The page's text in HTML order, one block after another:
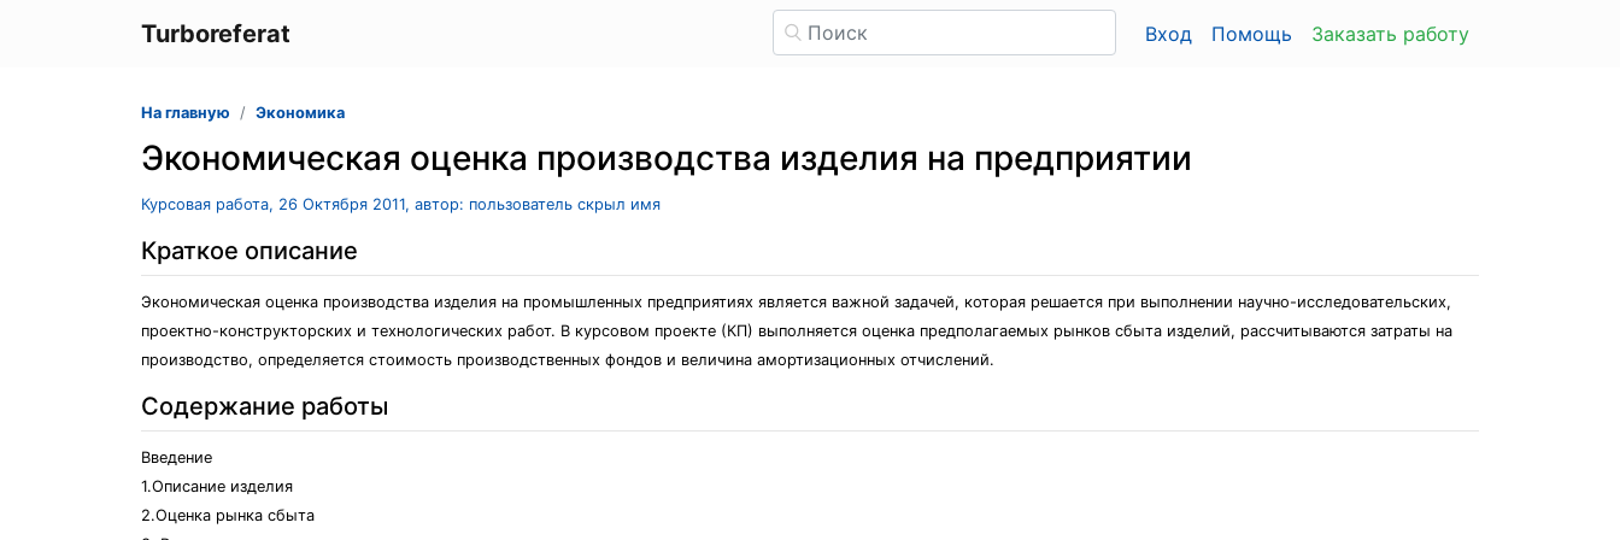
Turboreferat Вход Помощь Заказать работу
На главную Экономика
Экономическая оценка производства изделия на предприятии
Курсовая работа, 26 Октября 2011, автор: пользователь скрыл имя
Краткое описание
Экономическая оценка производства изделия на промышленных предприятиях является важной задачей, которая решается при выполнении научно-исследовательских,
проектно-конструкторских и технологических работ. В курсовом проекте (КП) выполняется оценка предполагаемых рынков сбыта изделий, рассчитываются затраты на
производство, определяется стоимость производственных фондов и величина амортизационных отчислений.
Содержание работы
Введение
1.Описание изделия
2.Оценка рынка сбыта